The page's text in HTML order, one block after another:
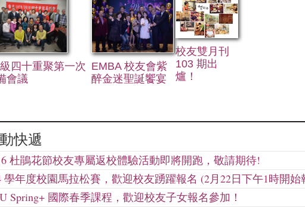
四十重聚第一次
會議
EMBA 校友會紫
醉金迷聖誕饗宴
校友雙月刊
103 期出
爐！
快遞
杜鵑花節校友專屬返校體驗活動即將開跑，敬請期待!
學年度校園馬拉松賽，歡迎校友踴躍報名 (2月22日下午1時開始
Spring+ 國際春季課程，歡迎校友子女報名參加！